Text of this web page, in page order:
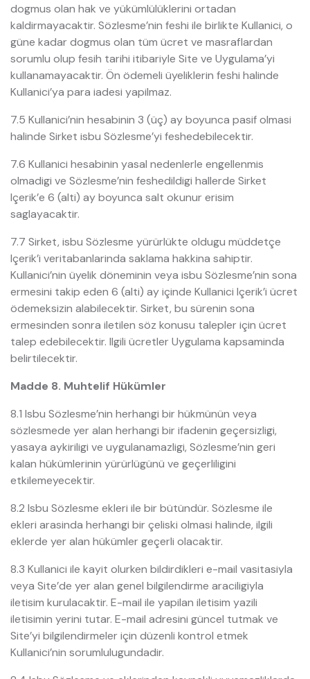
dogmus olan hak ve yükümlülüklerini ortadan
kaldirmayacaktir. Sözlesme’nin feshi ile birlikte Kullanici, o
güne kadar dogmus olan tüm ücret ve masraflardan
sorumlu olup fesih tarihi itibariyle Site ve Uygulama’yi
kullanamayacaktir. Ön ödemeli üyeliklerin feshi halinde
Kullanici’ya para iadesi yapilmaz.
7.5 Kullanici’nin hesabinin 3 (üç) ay boyunca pasif olmasi
halinde Sirket isbu Sözlesme’yi feshedebilecektir.
7.6 Kullanici hesabinin yasal nedenlerle engellenmis
olmadigi ve Sözlesme’nin feshedildigi hallerde Sirket
Içerik’e 6 (alti) ay boyunca salt okunur erisim
saglayacaktir.
7.7 Sirket, isbu Sözlesme yürürlükte oldugu müddetçe
Içerik’i veritabanlarinda saklama hakkina sahiptir.
Kullanici’nin üyelik döneminin veya isbu Sözlesme’nin sona
ermesini takip eden 6 (alti) ay içinde Kullanici Içerik’i ücret
ödemeksizin alabilecektir. Sirket, bu sürenin sona
ermesinden sonra iletilen söz konusu talepler için ücret
talep edebilecektir. Ilgili ücretler Uygulama kapsaminda
belirtilecektir.
Madde 8. Muhtelif Hükümler
8.1 Isbu Sözlesme’nin herhangi bir hükmünün veya
sözlesmede yer alan herhangi bir ifadenin geçersizligi,
yasaya aykiriligi ve uygulanamazligi, Sözlesme’nin geri
kalan hükümlerinin yürürlügünü ve geçerliligini
etkilemeyecektir.
8.2 Isbu Sözlesme ekleri ile bir bütündür. Sözlesme ile
ekleri arasinda herhangi bir çeliski olmasi halinde, ilgili
eklerde yer alan hükümler geçerli olacaktir.
8.3 Kullanici ile kayit olurken bildirdikleri e-mail vasitasiyla
veya Site’de yer alan genel bilgilendirme araciligiyla
iletisim kurulacaktir. E-mail ile yapilan iletisim yazili
iletisimin yerini tutar. E-mail adresini güncel tutmak ve
Site’yi bilgilendirmeler için düzenli kontrol etmek
Kullanici’nin sorumlulugundadir.